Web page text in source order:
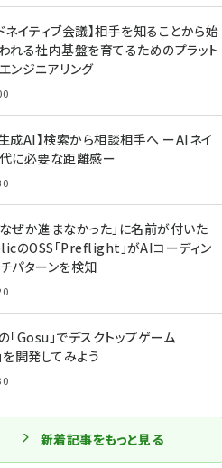
ネイティブ会議】相手を知ることから始
れる社内基盤を育てるためのプラット
ンジニアリング
成AI】検索から相談相手へ ーAIネイ
に必要な距離感ー
ぜか進まなかった」に名前が付いた
のOSS「Preflight」がAIコーディン
パターンを検知
「Gosu」でデスクトップゲーム
を開発してみよう
新着記事をもっと見る